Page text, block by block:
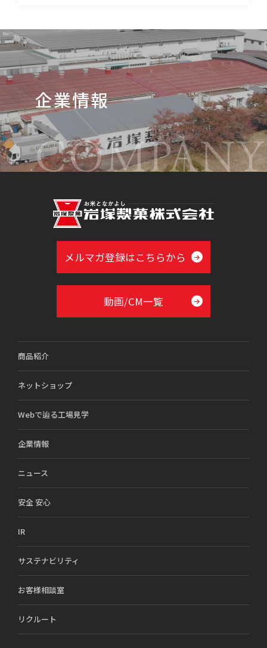
企業情報
COMPANY
メルマガ登録はこちらから
動画/CM一覧
商品紹介
ネットショップ
Webで辿る工場見学
企業情報
ニュース
安全 安心
IR
サステナビリティ
お客様相談室
リクルート